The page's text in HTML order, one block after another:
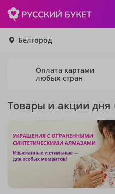
Белгород
Оплата картами
любых стран
Товары и акции дня